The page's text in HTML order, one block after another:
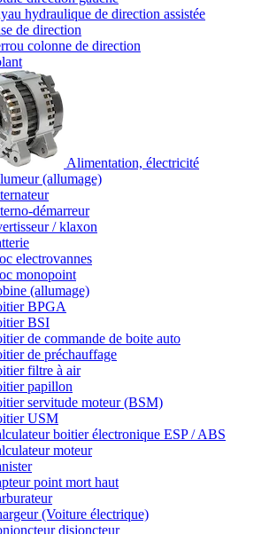
hydraulique de direction assistée
de direction
colonne de direction
Alimentation, électricité
(allumage)
démarreur
/ klaxon
electrovannes
monopoint
(allumage)
BPGA
BSI
de commande de boite auto
de préchauffage
filtre à air
papillon
servitude moteur (BSM)
USM
boitier électronique ESP / ABS
moteur
point mort haut
(Voiture électrique)
disjoncteur